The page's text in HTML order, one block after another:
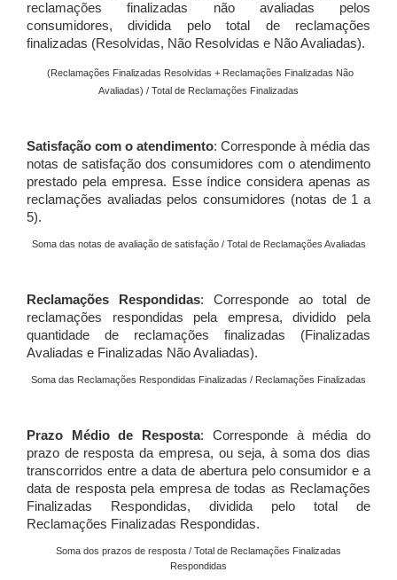
reclamações finalizadas não avaliadas pelos
consumidores, dividida pelo total de reclamações
finalizadas (Resolvidas, Não Resolvidas e Não Avaliadas).
(Reclamações Finalizadas Resolvidas + Reclamações Finalizadas Não
Avaliadas) / Total de Reclamações Finalizadas
Satisfação com o atendimento: Corresponde à média das
notas de satisfação dos consumidores com o atendimento
prestado pela empresa. Esse índice considera apenas as
reclamações avaliadas pelos consumidores (notas de 1 a
5).
Soma das notas de avaliação de satisfação / Total de Reclamações Avaliadas
Reclamações Respondidas: Corresponde ao total de
reclamações respondidas pela empresa, dividido pela
quantidade de reclamações finalizadas (Finalizadas
Avaliadas e Finalizadas Não Avaliadas).
Soma das Reclamações Respondidas Finalizadas / Reclamações Finalizadas
Prazo Médio de Resposta: Corresponde à média do
prazo de resposta da empresa, ou seja, à soma dos dias
transcorridos entre a data de abertura pelo consumidor e a
data de resposta pela empresa de todas as Reclamações
Finalizadas Respondidas, dividida pelo total de
Reclamações Finalizadas Respondidas.
Soma dos prazos de resposta / Total de Reclamações Finalizadas
Respondidas